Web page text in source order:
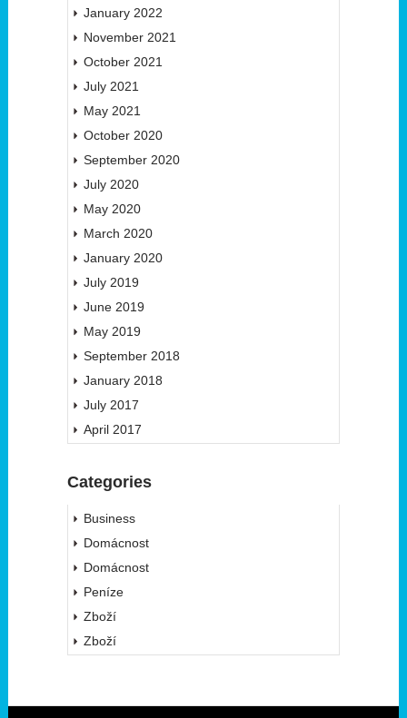
January 2022
November 2021
October 2021
July 2021
May 2021
October 2020
September 2020
July 2020
May 2020
March 2020
January 2020
July 2019
June 2019
May 2019
September 2018
January 2018
July 2017
April 2017
Categories
Business
Domácnost
Domácnost
Peníze
Zboží
Zboží